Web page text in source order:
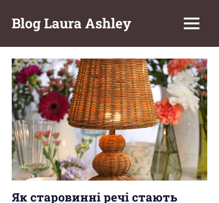
содержимому
Blog Laura Ashley МЕНЮ
Як старовинні речі стають